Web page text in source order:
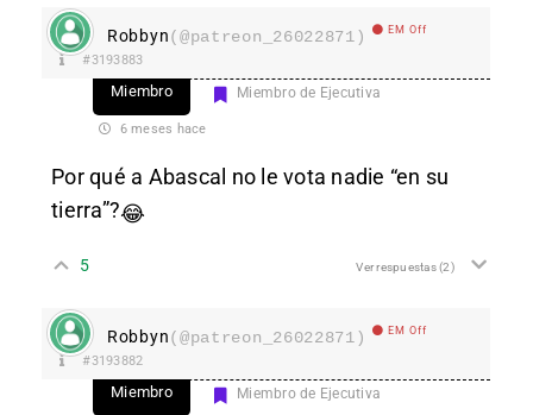
Robbyn(@patreon_26022871) EM Off
#3193883
Miembro Miembro de Ejecutiva
6 meses hace
Por qué a Abascal no le vota nadie “en su
tierra”?😂
5 Ver respuestas(2)
Robbyn(@patreon_26022871) EM Off
#3193882
Miembro Miembro de Ejecutiva